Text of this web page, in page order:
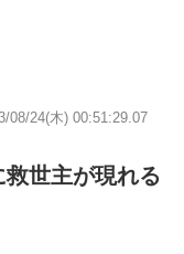
08/24(木) 00:51:29.07
世主が現れる